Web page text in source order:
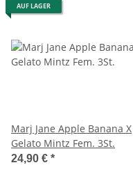
AUF LAGER
Marj Jane Apple Banana X
Gelato Mintz Fem. 3St.
24,90 € *